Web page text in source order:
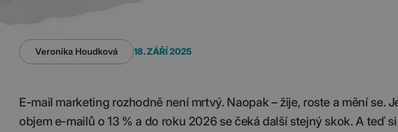
Veronika Houdková 18. ZÁŘÍ 2025
E-mail marketing rozhodně není mrtvý. Naopak – žije, roste a mění se.
objem e-mailů o 13 % a do roku 2026 se čeká další stejný skok. A teď